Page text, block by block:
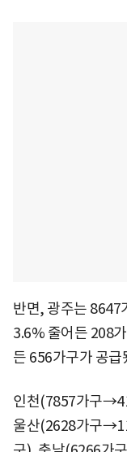
반면, 광주는 8647
3.6% 줄어든 208
든 656가구가 공급
인천(7857가구
울산(2628가구